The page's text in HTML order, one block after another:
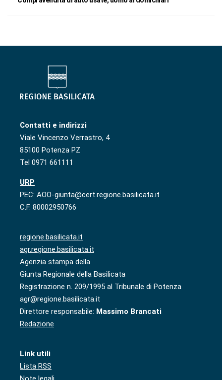
Contatti e indirizzi
Viale Vincenzo Verrastro, 4
85100 Potenza PZ
Tel 0971 661111
URP
PEC: AOO-giunta@cert.regione.basilicata.it
C.F. 80002950766
regione.basilicata.it
agr.regione.basilicata.it
Agenzia stampa della
Giunta Regionale della Basilicata
Registrazione n. 209/1995 al Tribunale di Potenza
agr@regione.basilicata.it
Direttore responsabile: Massimo Brancati
Redazione
Link utili
Lista RSS